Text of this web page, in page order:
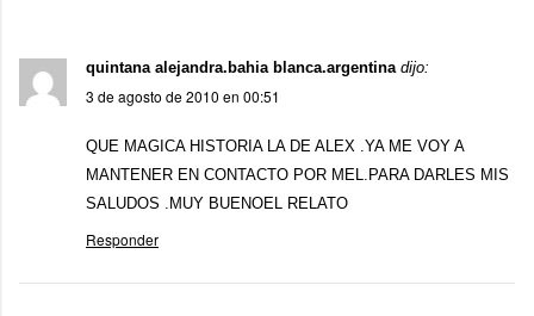
quintana alejandra.bahia blanca.argentina dijo:
3 de agosto de 2010 en 00:51
QUE MAGICA HISTORIA LA DE ALEX .YA ME VOY A
MANTENER EN CONTACTO POR MEL.PARA DARLES MIS
SALUDOS .MUY BUENOEL RELATO
Responder